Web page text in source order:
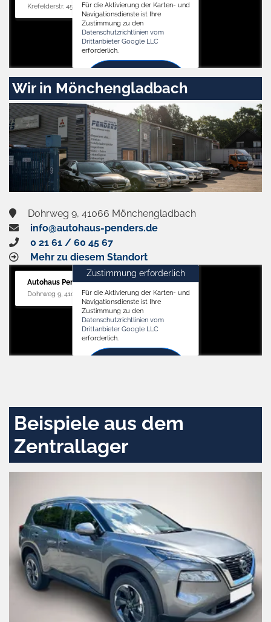
Krefelderstr. 455, 41066 Mönchengladbach
Für die Aktivierung der Karten- und
Navigationsdienste ist Ihre
Zustimmung zu den
Datenschutzrichtlinien vom
Drittanbieter Google LLC
erforderlich.
Zustimmen
und
aktivieren
Wir in Mönchengladbach
Dohrweg 9, 41066 Mönchengladbach
info@autohaus-penders.de
0 21 61 / 60 45 67
Mehr zu diesem Standort
Autohaus Penders (Service)
Dohrweg 9, 41066 Mönchengladbach
Zustimmung erforderlich
Für die Aktivierung der Karten- und
Navigationsdienste ist Ihre
Zustimmung zu den
Datenschutzrichtlinien vom
Drittanbieter Google LLC
erforderlich.
Beispiele aus dem
Zentrallager